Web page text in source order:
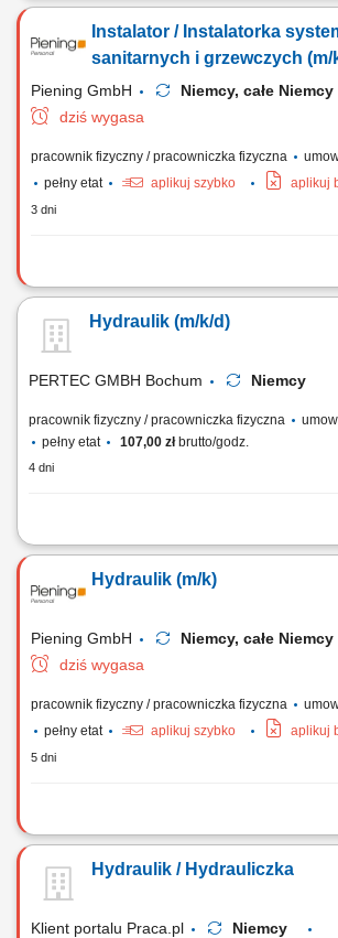
prysznice, wanny i toalety. Wykonywanie prostych
związanych z realizacją inwestycji. Współpraca z
Instalator / Instalatorka
sanitarnych i grzewczych (m/
Piening GmbH
Niemcy, całe
dziś wygasa
pracownik fizyczny / pracowniczka fizyczna
pełny etat
aplikuj szybko aplikuj
3 dni
Opis stanowiska: Montaż, modernizacja oraz
systemów centralnego ogrzewania w obiektach
komercyjnych. Prace instalacyjne związane z
Hydraulik (m/k/d)
PERTEC GMBH Bochum Niemcy
pracownik fizyczny / pracowniczka fizyczna
pełny etat
107,00 złbrutto/godz.
4 dni
Oferujemy 250€ premii na start ! Twoje obowiązki:
ogrzewania podłogowego; Instalacja, systemów
rysunku technicznego;
Hydraulik (m/k)
Piening GmbH
Niemcy, całe
dziś wygasa
pracownik fizyczny / pracowniczka fizyczna
pełny etat
aplikuj szybko aplikuj
5 dni
Twoje obowiązki: instalacje i podłączanie
wodociągowych i kanalizacyjnych utrzymanie,
instalacji klimatyzacyjnych i wentylacyjnych
Hydraulik / Hydrauliczka
Klient portalu Praca.pl
Niemcy